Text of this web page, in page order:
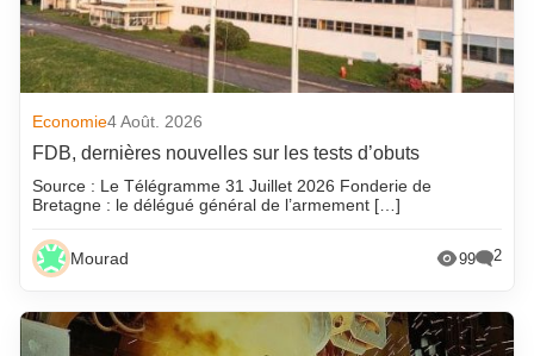
Economie4 Août. 2026
FDB, dernières nouvelles sur les tests d’obuts
Source : Le Télégramme 31 Juillet 2026 Fonderie de
Bretagne : le délégué général de l’armement […]
Mourad 99 2